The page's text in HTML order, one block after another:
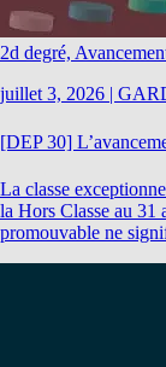
2d degré,
juillet 3, 2026
[DEP 30]
La classe
la Hors Classe au 31
promouvable ne